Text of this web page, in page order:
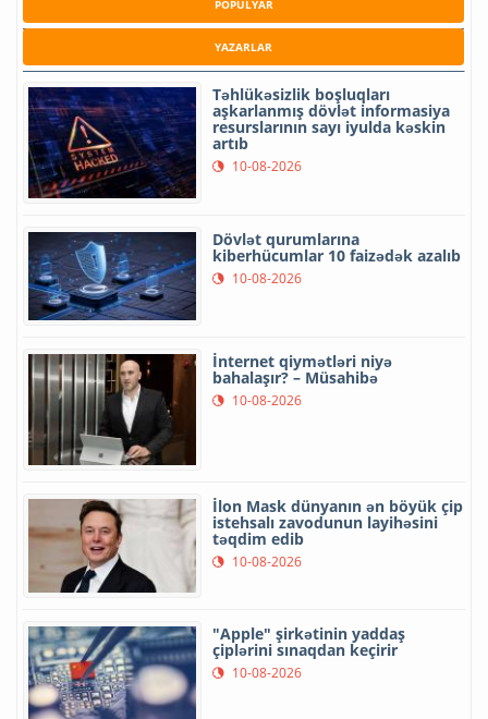
POPULYAR
YAZARLAR
Təhlükəsizlik boşluqları
aşkarlanmış dövlət informasiya
resurslarının sayı iyulda kəskin
artıb
10-08-2026
Dövlət qurumlarına
kiberhücumlar 10 faizədək azalıb
10-08-2026
İnternet qiymətləri niyə
bahalaşır? – Müsahibə
10-08-2026
İlon Mask dünyanın ən böyük çip
istehsalı zavodunun layihəsini
təqdim edib
10-08-2026
"Apple" şirkətinin yaddaş
çiplərini sınaqdan keçirir
10-08-2026